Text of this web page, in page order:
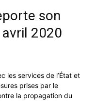
son
2020
les services de l’État et
prises par le
la propagation du